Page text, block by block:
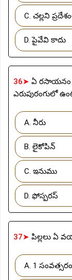
C. చల్లని
D. పైవేవి కాదు
36➤ ఏ రసాయనం
ఎరుపురంగులో
A. నీరు
B. లైకోపిన్
C. ఇనుము
D. ఫోస్పరస్
37➤ పిల్లలు ఏ
A. 1 సంవత్సరం